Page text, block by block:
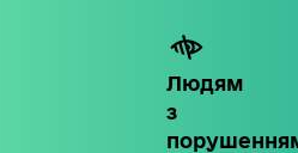
Людям
з